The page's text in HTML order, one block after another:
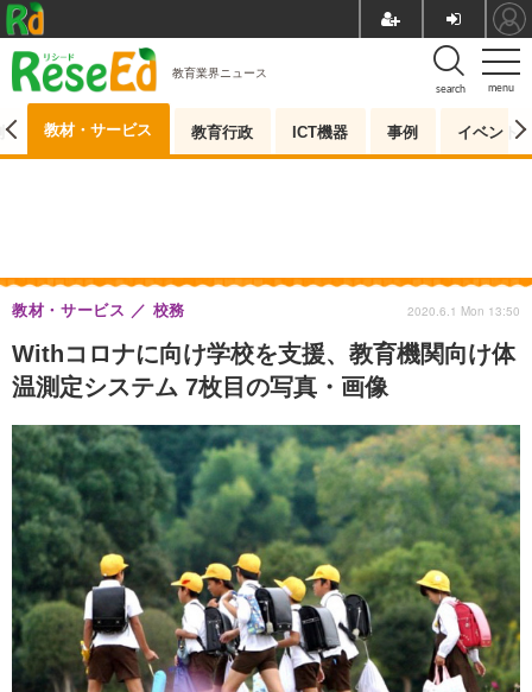
menu
search
教育業界ニュース
教材・サービス 教育行政 ICT機器 事例 イベント
Withコロナに向け学校を支援、教育機関向け体
温測定システム 7枚目の写真・画像
教材・サービス 校務 2020.6.1 Mon 13:50